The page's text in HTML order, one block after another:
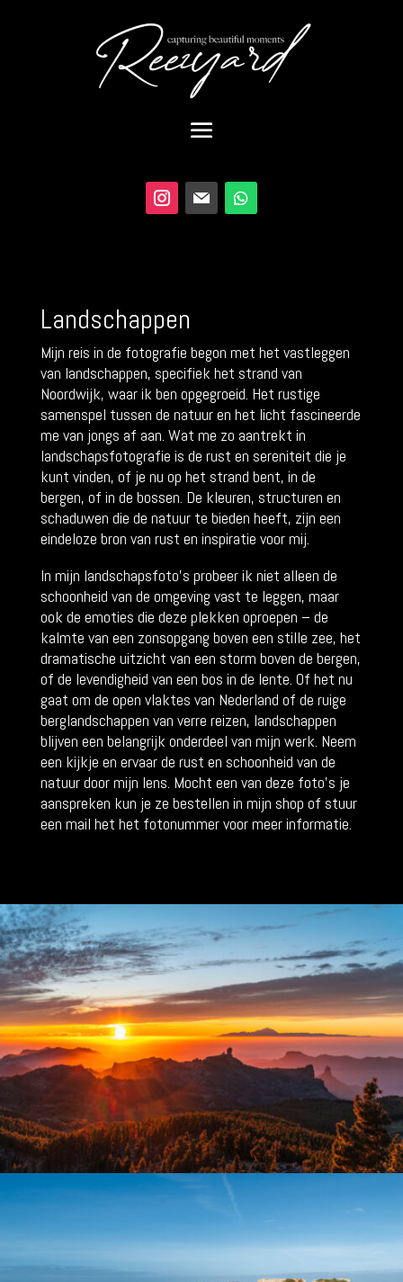
Landschappen
Mijn reis in de fotografie begon met het vastleggen
van landschappen, specifiek het strand van
Noordwijk, waar ik ben opgegroeid. Het rustige
samenspel tussen de natuur en het licht fascineerde
me van jongs af aan. Wat me zo aantrekt in
landschapsfotografie is de rust en sereniteit die je
kunt vinden, of je nu op het strand bent, in de
bergen, of in de bossen. De kleuren, structuren en
schaduwen die de natuur te bieden heeft, zijn een
eindeloze bron van rust en inspiratie voor mij.
In mijn landschapsfoto’s probeer ik niet alleen de
schoonheid van de omgeving vast te leggen, maar
ook de emoties die deze plekken oproepen – de
kalmte van een zonsopgang boven een stille zee, het
dramatische uitzicht van een storm boven de bergen,
of de levendigheid van een bos in de lente. Of het nu
gaat om de open vlaktes van Nederland of de ruige
berglandschappen van verre reizen, landschappen
blijven een belangrijk onderdeel van mijn werk. Neem
een kijkje en ervaar de rust en schoonheid van de
natuur door mijn lens. Mocht een van deze foto’s je
aanspreken kun je ze bestellen in mijn shop of stuur
een mail het het fotonummer voor meer informatie.